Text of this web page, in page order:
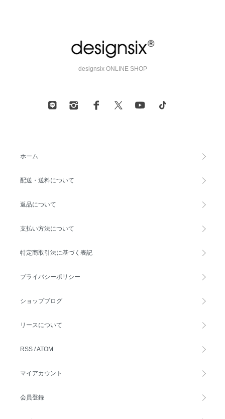
designsix ONLINE SHOP
ホーム
配送・送料について
返品について
支払い方法について
特定商取引法に基づく表記
プライバシーポリシー
ショップブログ
リースについて
RSS /ATOM
マイアカウント
会員登録